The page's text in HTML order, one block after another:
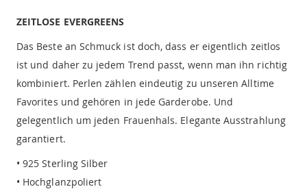
ZEITLOSE EVERGREENS
Das Beste an Schmuck ist doch, dass er eigentlich zeitlos
ist und daher zu jedem Trend passt, wenn man ihn richtig
kombiniert. Perlen zählen eindeutig zu unseren Alltime
Favorites und gehören in jede Garderobe. Und
gelegentlich um jeden Frauenhals. Elegante Ausstrahlung
garantiert.
• 925 Sterling Silber
• Hochglanzpoliert